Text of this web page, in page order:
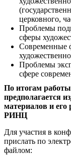
церковного,
Проблемы
сферы
Современные
Проблемы
сфере
По итогам
предполагается
материалов и
РИНЦ
Для участия в
прислать по
файлом: